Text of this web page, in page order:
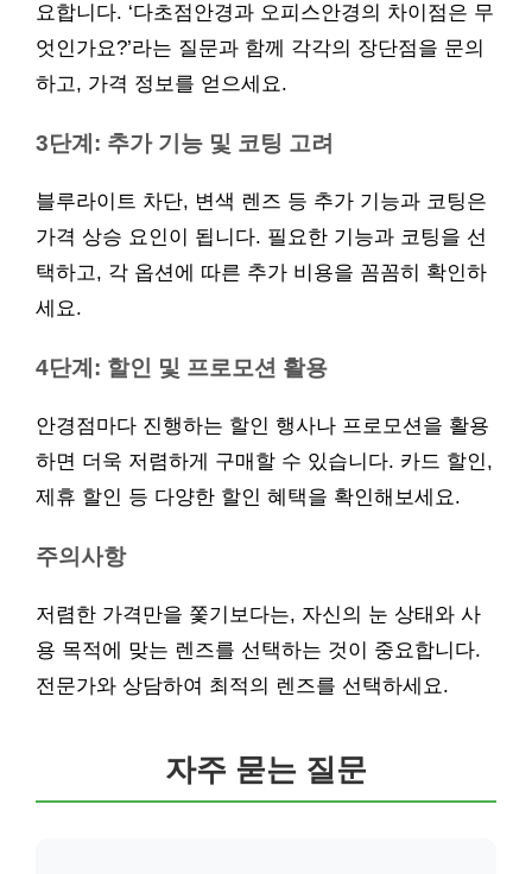
요합니다. ‘다초점안경과 오피스안경의 차이점은 무
엇인가요?’라는 질문과 함께 각각의 장단점을 문의
하고, 가격 정보를 얻으세요.
3단계: 추가 기능 및 코팅 고려
블루라이트 차단, 변색 렌즈 등 추가 기능과 코팅은
가격 상승 요인이 됩니다. 필요한 기능과 코팅을 선
택하고, 각 옵션에 따른 추가 비용을 꼼꼼히 확인하
세요.
4단계: 할인 및 프로모션 활용
안경점마다 진행하는 할인 행사나 프로모션을 활용
하면 더욱 저렴하게 구매할 수 있습니다. 카드 할인,
제휴 할인 등 다양한 할인 혜택을 확인해보세요.
주의사항
저렴한 가격만을 쫓기보다는, 자신의 눈 상태와 사
용 목적에 맞는 렌즈를 선택하는 것이 중요합니다.
전문가와 상담하여 최적의 렌즈를 선택하세요.
자주 묻는 질문